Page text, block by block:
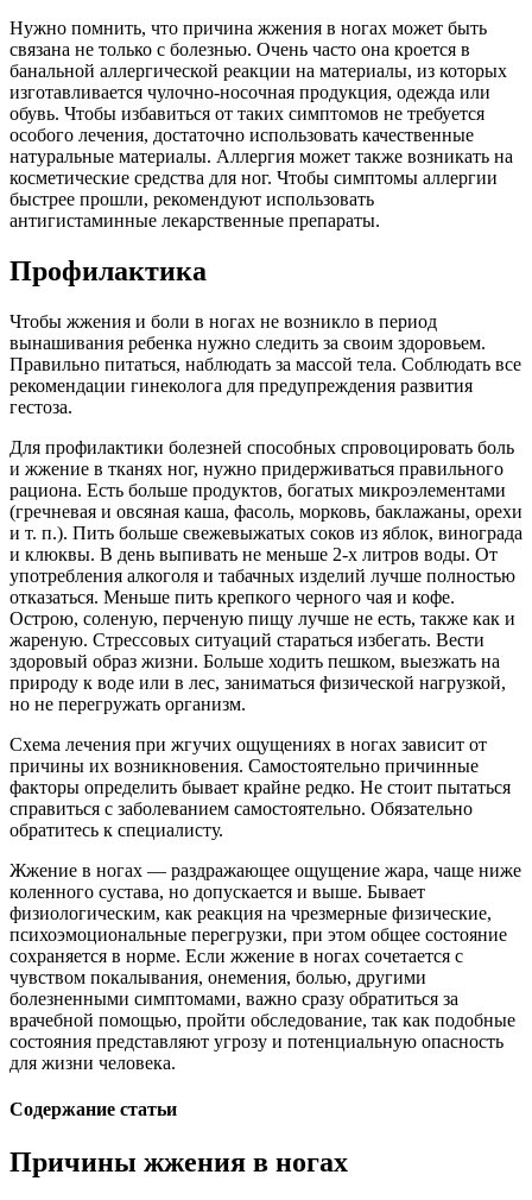
Нужно помнить, что причина жжения в ногах может быть
связана не только с болезнью. Очень часто она кроется в
банальной аллергической реакции на материалы, из которых
изготавливается чулочно-носочная продукция, одежда или
обувь. Чтобы избавиться от таких симптомов не требуется
особого лечения, достаточно использовать качественные
натуральные материалы. Аллергия может также возникать на
косметические средства для ног. Чтобы симптомы аллергии
быстрее прошли, рекомендуют использовать
антигистаминные лекарственные препараты.
Профилактика
Чтобы жжения и боли в ногах не возникло в период
вынашивания ребенка нужно следить за своим здоровьем.
Правильно питаться, наблюдать за массой тела. Соблюдать все
рекомендации гинеколога для предупреждения развития
гестоза.
Для профилактики болезней способных спровоцировать боль
и жжение в тканях ног, нужно придерживаться правильного
рациона. Есть больше продуктов, богатых микроэлементами
(гречневая и овсяная каша, фасоль, морковь, баклажаны, орехи
и т. п.). Пить больше свежевыжатых соков из яблок, винограда
и клюквы. В день выпивать не меньше 2-х литров воды. От
употребления алкоголя и табачных изделий лучше полностью
отказаться. Меньше пить крепкого черного чая и кофе.
Острою, соленую, перченую пищу лучше не есть, также как и
жареную. Стрессовых ситуаций стараться избегать. Вести
здоровый образ жизни. Больше ходить пешком, выезжать на
природу к воде или в лес, заниматься физической нагрузкой,
но не перегружать организм.
Схема лечения при жгучих ощущениях в ногах зависит от
причины их возникновения. Самостоятельно причинные
факторы определить бывает крайне редко. Не стоит пытаться
справиться с заболеванием самостоятельно. Обязательно
обратитесь к специалисту.
Жжение в ногах — раздражающее ощущение жара, чаще ниже
коленного сустава, но допускается и выше. Бывает
физиологическим, как реакция на чрезмерные физические,
психоэмоциональные перегрузки, при этом общее состояние
сохраняется в норме. Если жжение в ногах сочетается с
чувством покалывания, онемения, болью, другими
болезненными симптомами, важно сразу обратиться за
врачебной помощью, пройти обследование, так как подобные
состояния представляют угрозу и потенциальную опасность
для жизни человека.
Содержание статьи
Причины жжения в ногах